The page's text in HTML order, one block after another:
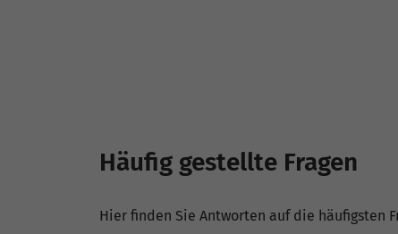
Häufig gestellte Fragen
Hier finden Sie Antworten auf die häufigsten